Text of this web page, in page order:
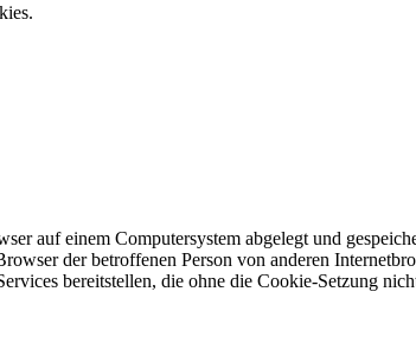
auf einem Computersystem abgelegt und
der betroffenen Person von anderen
bereitstellen, die ohne die Cookie-Setzung